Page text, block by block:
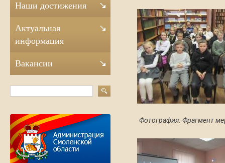
Фотография. Фрагмент
Наши достижения
Актуальная
информация
Вакансии